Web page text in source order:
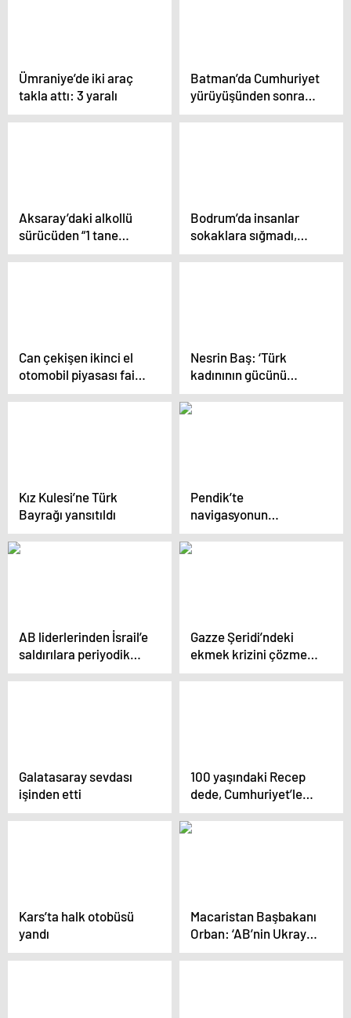
Ümraniye’de iki araç
takla attı: 3 yaralı
Batman’da Cumhuriyet
yürüyüşünden sonra
şüpheli paket paniği
Aksaray’daki alkollü
sürücüden “1 tane
içtim” savunması
Bodrum’da insanlar
sokaklara sığmadı,
meydanlarda adım
Can çekişen ikinci el
otomobil piyasası faiz
artırımıyla kontak
Nesrin Baş: ‘Türk
kadınının gücünü
gösterdiğim için
mutluyum’
Kız Kulesi’ne Türk
Bayrağı yansıtıldı
Pendik’te
navigasyonun
gösterdiği ara yola
giren araç boşluğa
AB liderlerinden İsrail’e
saldırılara periyodik
“ara” çağrısı
Gazze Şeridi’ndeki
ekmek krizini çözmek
için kil fırın kullanmaya
Galatasaray sevdası
işinden etti
100 yaşındaki Recep
dede, Cumhuriyet’le
aynı yaşta olmanın
mutluluğunu yaşıyor
Kars’ta halk otobüsü
yandı
Macaristan Başbakanı
Orban: ‘AB’nin Ukrayna
stratejisi başarısız